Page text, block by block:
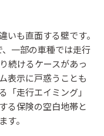
も直面する壁です。
一部の車種では走行
続けるケースがあっ
表示に戸惑うことも
「走行エイミング」
る保険の空白地帯と
す。